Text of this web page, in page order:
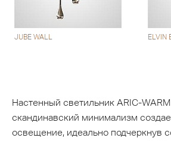
JUBE WALL ELVIN
Настенный светильник ARIC-
скандинавский минимализм
освещение, идеально подчеркнув